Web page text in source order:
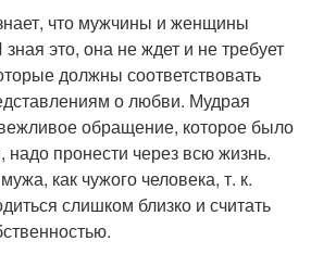
что мужчины и женщины
это, она не ждет и не требует
должны соответствовать
о любви. Мудрая
обращение, которое было
пронести через всю жизнь.
как чужого человека, т. к.
слишком близко и считать